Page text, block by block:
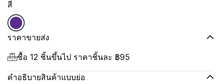
สี
ราคาขายส่ง
ซื้อ 12 ชิ้นขึ้นไป ราคาชิ้นละ ฿95
คำอธิบายสินค้าแบบย่อ